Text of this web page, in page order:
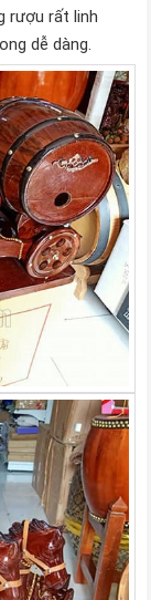
rượu rất linh
dễ dàng.